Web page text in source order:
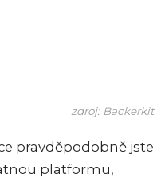
zdroj: Backerkit
pravděpodobně jste
platformu,